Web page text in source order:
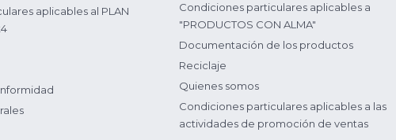
aplicables al PLAN
Condiciones particulares aplicables a
"PRODUCTOS CON ALMA"
Documentación de los productos
Reciclaje
Quienes somos
Condiciones particulares aplicables a las
actividades de promoción de ventas